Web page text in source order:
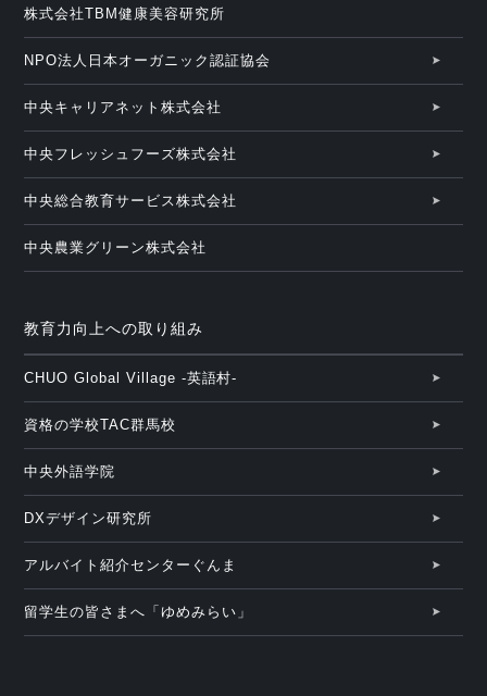
株式会社TBM健康美容研究所
NPO法人日本オーガニック認証協会
中央キャリアネット株式会社
中央フレッシュフーズ株式会社
中央総合教育サービス株式会社
中央農業グリーン株式会社
教育力向上への取り組み
CHUO Global Village -英語村-
資格の学校TAC群馬校
中央外語学院
DXデザイン研究所
アルバイト紹介センターぐんま
留学生の皆さまへ「ゆめみらい」